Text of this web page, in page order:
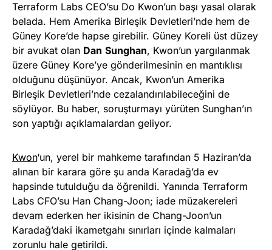
Terraform Labs CEO’su Do Kwon’un başı yasal olarak
belada. Hem Amerika Birleşik Devletleri’nde hem de
Güney Kore’de hapse girebilir. Güney Koreli üst düzey
bir avukat olan Dan Sunghan, Kwon’un yargılanmak
üzere Güney Kore’ye gönderilmesinin en mantıklısı
olduğunu düşünüyor. Ancak, Kwon’un Amerika
Birleşik Devletleri’nde cezalandırılabileceğini de
söylüyor. Bu haber, soruşturmayı yürüten Sunghan’ın
son yaptığı açıklamalardan geliyor.
Kwon‘un, yerel bir mahkeme tarafından 5 Haziran’da
alınan bir karara göre şu anda Karadağ’da ev
hapsinde tutulduğu da öğrenildi. Yanında Terraform
Labs CFO’su Han Chang-Joon; iade müzakereleri
devam ederken her ikisinin de Chang-Joon’un
Karadağ’daki ikametgahı sınırları içinde kalmaları
zorunlu hale getirildi.